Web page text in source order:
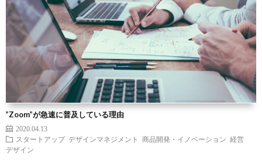
”Zoom”が急速に普及している理由
2020.04.13
スタートアップ デザインマネジメント 商品開発・イノベーション 経営
デザイン